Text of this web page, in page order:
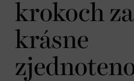
krokoch za
krásne